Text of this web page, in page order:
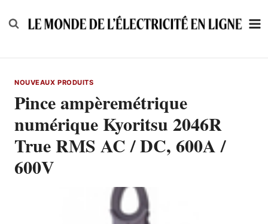
to
NOUVEAUX PRODUITS
Pince ampèremétrique
numérique Kyoritsu 2046R
True RMS AC / DC, 600A /
600V